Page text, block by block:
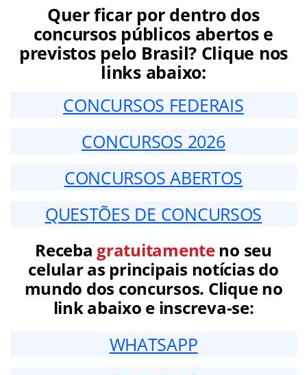
Quer ficar por dentro dos
concursos públicos abertos e
previstos pelo Brasil? Clique nos
links abaixo:
CONCURSOS FEDERAIS
CONCURSOS 2026
CONCURSOS ABERTOS
QUESTÕES DE CONCURSOS
Receba gratuitamenteno seu
celular as principais notícias do
mundo dos concursos. Clique no
link abaixo e inscreva-se:
WHATSAPP